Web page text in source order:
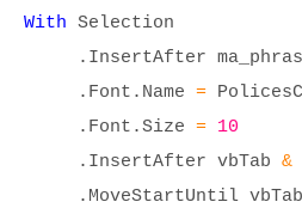
With Selection
.InsertAfter
.Font.Name =
.Font.Size = 10
.InsertAfter vbTab &
.MoveStartUntil vbTab